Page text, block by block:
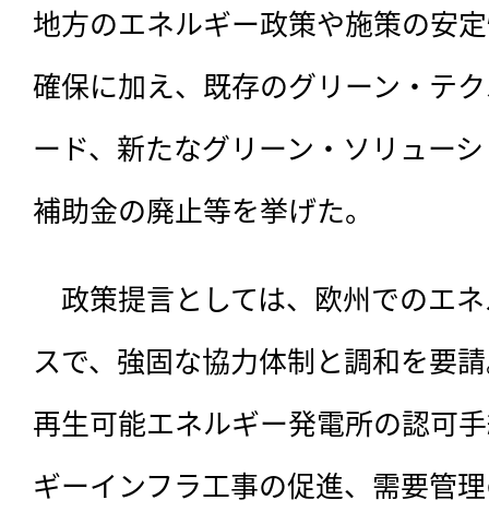
地方のエネルギー政策や施策の安
確保に加え、既存のグリーン・テ
ード、新たなグリーン・ソリュー
補助金の廃止等を挙げた。
政策提言としては、欧州でのエ
スで、強固な協力体制と調和を要
再生可能エネルギー発電所の認可
ギーインフラ工事の促進、需要管